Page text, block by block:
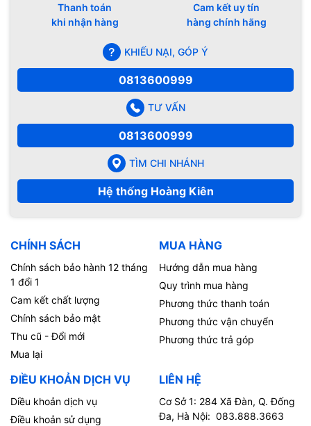
Thanh toán
khi nhận hàng
Cam kết uy tín
hàng chính hãng
KHIẾU NẠI, GÓP Ý
0813600999
TƯ VẤN
0813600999
TÌM CHI NHÁNH
Hệ thống Hoàng Kiên
CHÍNH SÁCH
Chính sách bảo hành 12 tháng
1 đổi 1
Cam kết chất lượng
Chính sách bảo mật
Thu cũ - Đổi mới
Mua lại
MUA HÀNG
Hướng dẫn mua hàng
Quy trình mua hàng
Phương thức thanh toán
Phương thức vận chuyển
Phương thức trả góp
ĐIỀU KHOẢN DỊCH VỤ
Diều khoản dịch vụ
Điều khoản sử dụng
LIÊN HỆ
Cơ Sở 1: 284 Xã Đàn, Q. Đống
Đa, Hà Nội: 083.888.3663